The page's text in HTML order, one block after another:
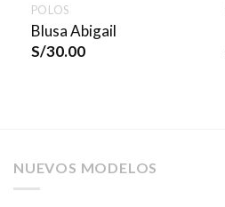
POLOS
Blusa Abigail
S/30.00
NUEVOS MODELOS